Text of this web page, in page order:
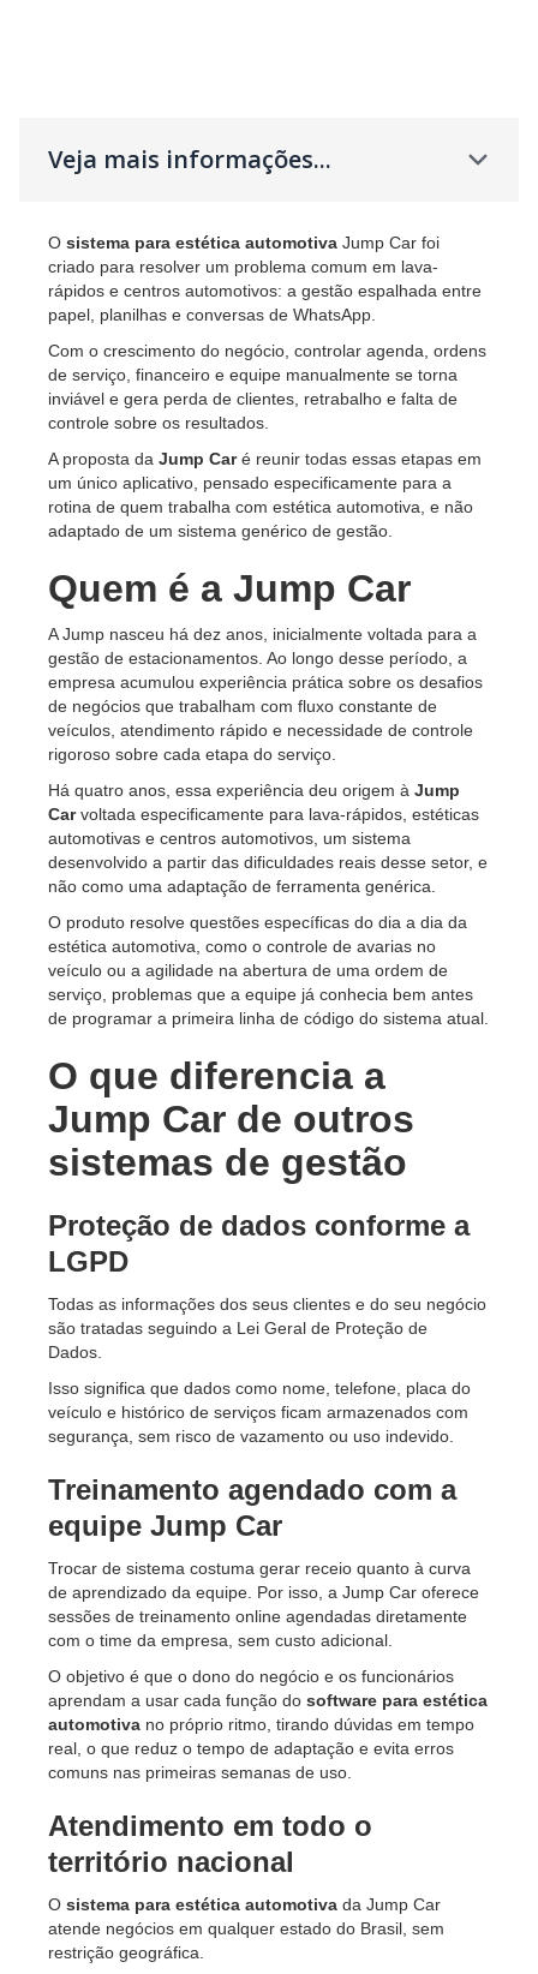
Veja mais informações...
O sistema para estética automotiva Jump Car foi
criado para resolver um problema comum em lava-
rápidos e centros automotivos: a gestão espalhada entre
papel, planilhas e conversas de WhatsApp.
Com o crescimento do negócio, controlar agenda, ordens
de serviço, financeiro e equipe manualmente se torna
inviável e gera perda de clientes, retrabalho e falta de
controle sobre os resultados.
A proposta da Jump Caré reunir todas essas etapas em
um único aplicativo, pensado especificamente para a
rotina de quem trabalha com estética automotiva, e não
adaptado de um sistema genérico de gestão.
Quem é a Jump Car
A Jump nasceu há dez anos, inicialmente voltada para a
gestão de estacionamentos. Ao longo desse período, a
empresa acumulou experiência prática sobre os desafios
de negócios que trabalham com fluxo constante de
veículos, atendimento rápido e necessidade de controle
rigoroso sobre cada etapa do serviço.
Há quatro anos, essa experiência deu origem à Jump
Carvoltada especificamente para lava-rápidos, estéticas
automotivas e centros automotivos, um sistema
desenvolvido a partir das dificuldades reais desse setor, e
não como uma adaptação de ferramenta genérica.
O produto resolve questões específicas do dia a dia da
estética automotiva, como o controle de avarias no
veículo ou a agilidade na abertura de uma ordem de
serviço, problemas que a equipe já conhecia bem antes
de programar a primeira linha de código do sistema atual.
O que diferencia a
Jump Car de outros
sistemas de gestão
Proteção de dados conforme a
LGPD
Todas as informações dos seus clientes e do seu negócio
são tratadas seguindo a Lei Geral de Proteção de
Dados.
Isso significa que dados como nome, telefone, placa do
veículo e histórico de serviços ficam armazenados com
segurança, sem risco de vazamento ou uso indevido.
Treinamento agendado com a
equipe Jump Car
Trocar de sistema costuma gerar receio quanto à curva
de aprendizado da equipe. Por isso, a Jump Car oferece
sessões de treinamento online agendadas diretamente
com o time da empresa, sem custo adicional.
O objetivo é que o dono do negócio e os funcionários
aprendam a usar cada função do software para estética
automotiva no próprio ritmo, tirando dúvidas em tempo
real, o que reduz o tempo de adaptação e evita erros
comuns nas primeiras semanas de uso.
Atendimento em todo o
território nacional
O sistema para estética automotiva da Jump Car
atende negócios em qualquer estado do Brasil, sem
restrição geográfica.